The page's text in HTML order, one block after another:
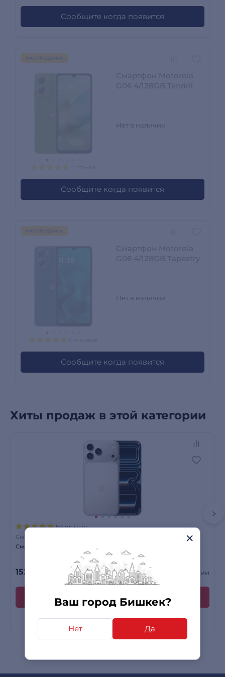
Ваш город Бишкек?
Нет Да
Сообщите когда появится
Нет в наличии
Сообщите когда появится
Нет в наличии
Сообщите когда появится
Хиты продаж в этой категории
155 отзывов
Смартфоны
Смартфон Apple iPhone 17 Pro Max 12/256GB Silver
152 390 Есть в наличии